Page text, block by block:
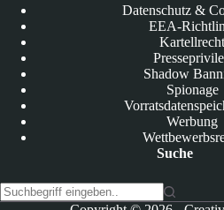
Datenschutz &
EEA-
Kartellrecht
Shadow
Spionage
Werbung
Suche